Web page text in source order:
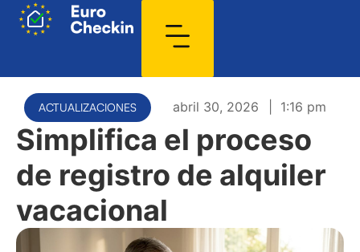
ACTUALIZACIONES abril 30, 2026 1:16 pm
Simplifica el proceso
de registro de alquiler
vacacional